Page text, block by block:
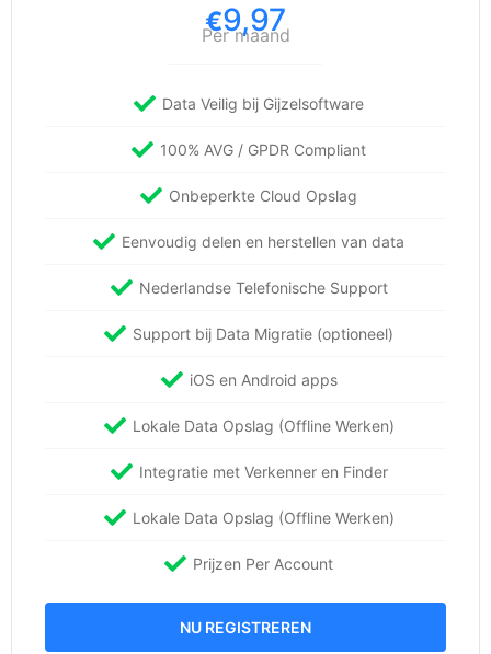
€9,97
Per maand
Data Veilig bij Gijzelsoftware
100% AVG / GPDR Compliant
Onbeperkte Cloud Opslag
Eenvoudig delen en herstellen van data
Nederlandse Telefonische Support
Support bij Data Migratie (optioneel)
iOS en Android apps
Lokale Data Opslag (Offline Werken)
Integratie met Verkenner en Finder
Lokale Data Opslag (Offline Werken)
Prijzen Per Account
NU REGISTREREN